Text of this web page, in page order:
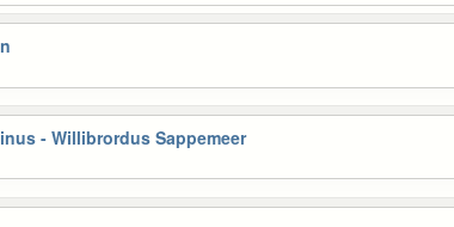
- Willibrordus Sappemeer